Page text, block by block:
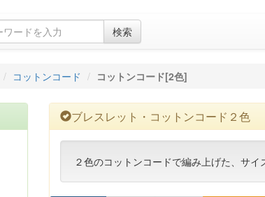
検索
コットンコード コットンコード[2色]
ブレスレット・コットンコード２色
２色のコットンコードで編み上げた、サ